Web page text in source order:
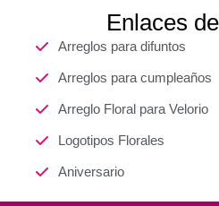
Enlaces
Arreglos para difuntos
Arreglos para cumpleaños
Arreglo Floral para Velorio
Logotipos Florales
Aniversario